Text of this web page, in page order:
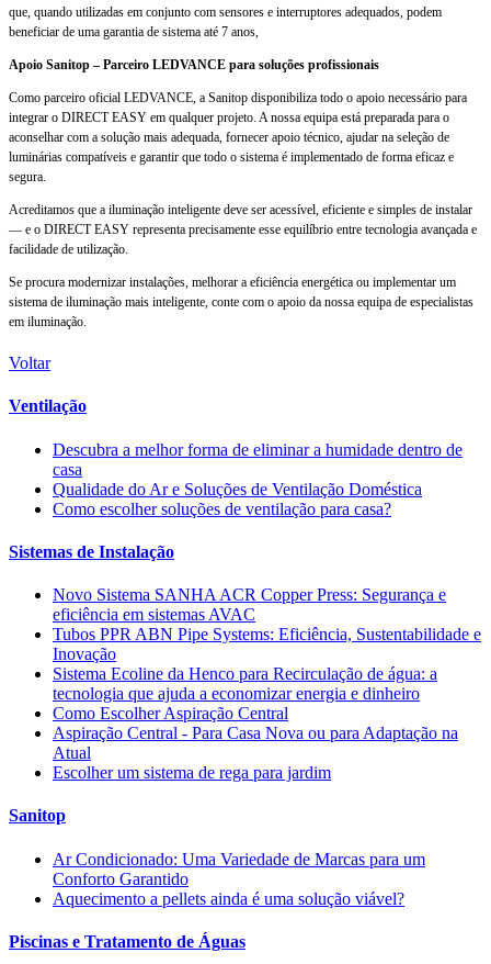
que, quando utilizadas em conjunto com sensores e interruptores adequados, podem
beneficiar de uma garantia de sistema até 7 anos,
Apoio Sanitop – Parceiro LEDVANCE para soluções profissionais
Como parceiro oficial LEDVANCE, a Sanitop disponibiliza todo o apoio necessário para
integrar o DIRECT EASY em qualquer projeto. A nossa equipa está preparada para o
aconselhar com a solução mais adequada, fornecer apoio técnico, ajudar na seleção de
luminárias compatíveis e garantir que todo o sistema é implementado de forma eficaz e
segura.
Acreditamos que a iluminação inteligente deve ser acessível, eficiente e simples de instalar
— e o DIRECT EASY representa precisamente esse equilíbrio entre tecnologia avançada e
facilidade de utilização.
Se procura modernizar instalações, melhorar a eficiência energética ou implementar um
sistema de iluminação mais inteligente, conte com o apoio da nossa equipa de especialistas
em iluminação.
Voltar
Ventilação
Descubra a melhor forma de eliminar a humidade dentro de
casa
Qualidade do Ar e Soluções de Ventilação Doméstica
Como escolher soluções de ventilação para casa?
Sistemas de Instalação
Novo Sistema SANHA ACR Copper Press: Segurança e
eficiência em sistemas AVAC
Tubos PPR ABN Pipe Systems: Eficiência, Sustentabilidade e
Inovação
Sistema Ecoline da Henco para Recirculação de água: a
tecnologia que ajuda a economizar energia e dinheiro
Como Escolher Aspiração Central
Aspiração Central - Para Casa Nova ou para Adaptação na
Atual
Escolher um sistema de rega para jardim
Sanitop
Ar Condicionado: Uma Variedade de Marcas para um
Conforto Garantido
Aquecimento a pellets ainda é uma solução viável?
Piscinas e Tratamento de Águas